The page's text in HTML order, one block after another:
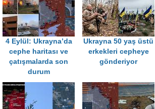
4 Eylül: Ukrayna’da
cephe haritası ve
çatışmalarda son
durum
Ukrayna 50 yaş üstü
erkekleri cepheye
gönderiyor